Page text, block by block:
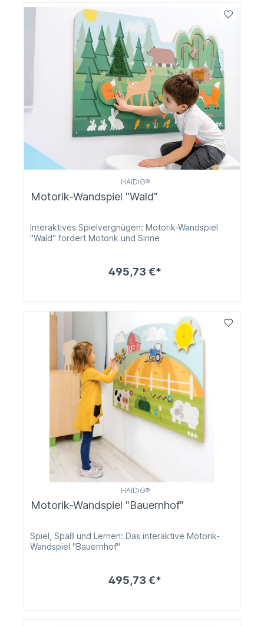
HAIDIG®
Motorik-Wandspiel "Wald"
Interaktives Spielvergnügen: Motorik-Wandspiel
"Wald" fördert Motorik und Sinne
495,73 €*
HAIDIG®
Motorik-Wandspiel "Bauernhof"
Spiel, Spaß und Lernen: Das interaktive Motorik-
Wandspiel "Bauernhof"
495,73 €*